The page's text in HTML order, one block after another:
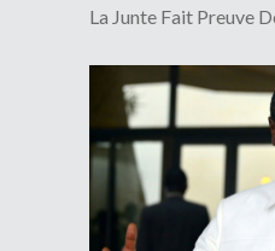
La Junte Fait Preuve